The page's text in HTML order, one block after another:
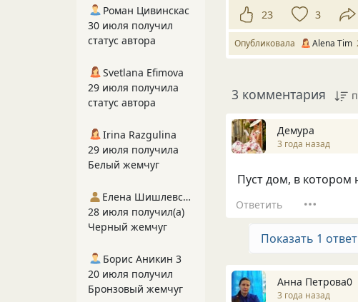
23 3
Опубликовала Alena Tim
3 комментария
Демура
3 года назад
Пуст дом, в котором
Ответить
Показать 1 ответ
Анна Петрова0
3 года назад
Роман Цивинскас
30 июля получил
статус автора
Svetlana Efimova
29 июля получила
статус автора
Irina Razgulina
29 июля получила
Белый жемчуг
Елена Шишлевская
28 июля получил(а)
Черный жемчуг
Борис Аникин 3
20 июля получил
Бронзовый жемчуг